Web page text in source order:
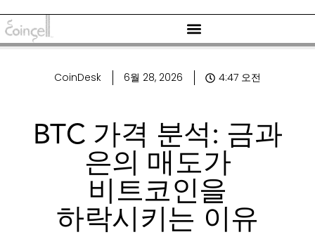
CoinDesk 6월 28, 2026 4:47 오전
BTC 가격 분석: 금과
은의 매도가
비트코인을
하락시키는 이유